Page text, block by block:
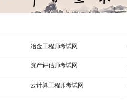
冶金工程师考试网
资产评估师考试网
云计算工程师考试网